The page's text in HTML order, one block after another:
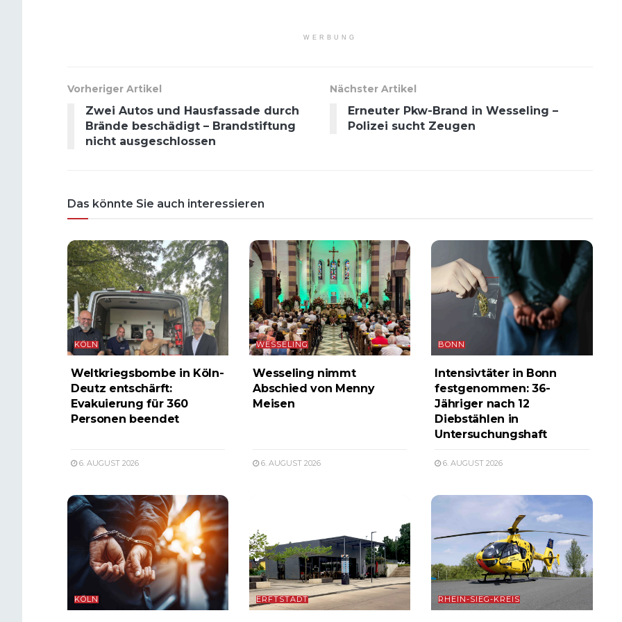
WERBUNG
Vorheriger Artikel
Zwei Autos und Hausfassade durch
Brände beschädigt – Brandstiftung
nicht ausgeschlossen
Nächster Artikel
Erneuter Pkw-Brand in Wesseling –
Polizei sucht Zeugen
Das könnte Sie auch interessieren
KÖLN
Weltkriegsbombe in Köln-
Deutz entschärft:
Evakuierung für 360
Personen beendet
6. AUGUST 2026
WESSELING
Wesseling nimmt
Abschied von Menny
Meisen
6. AUGUST 2026
BONN
Intensivtäter in Bonn
festgenommen: 36-
Jähriger nach 12
Diebstählen in
Untersuchungshaft
6. AUGUST 2026
KÖLN ERFTSTADT RHEIN-SIEG-KREIS